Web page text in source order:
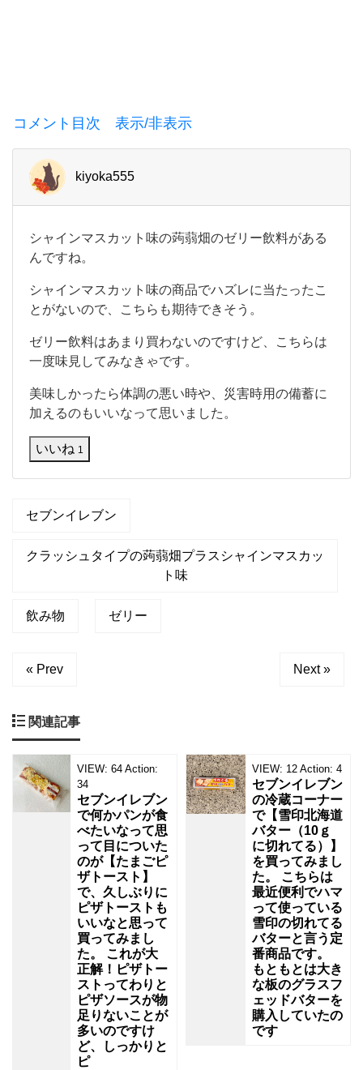
コメント目次 表示/非表示
kiyoka555
シ
ャ
イ
ン
マ
ス
ッ
ト
の
蒟
蒻
畑
の
リ
飲
あ
す
シ
シャインマスカット味の蒟蒻畑のゼリー飲料がある
んですね。
シャインマスカット味の商品でハズレに当たったこ
とがないので、こちらも期待できそう。
ゼリー飲料はあまり買わないのですけど、こちらは
一度味見してみなきゃです。
美味しかったら体調の悪い時や、災害時用の備蓄に
加えるのもいいなって思いました。
いいね 1
セブンイレブン
クラッシュタイプの蒟蒻畑プラスシャインマスカッ
ト味
飲み物 ゼリー
« Prev Next »
関連記事
VIEW: 64 Action:
34
セブンイレブン
で何かパンが食
べたいなって思
って目についた
のが【たまごピ
ザトースト】
で、久しぶりに
ピザトーストも
いいなと思って
買ってみまし
た。 これが大
正解！ピザトー
ストってわりと
ピザソースが物
足りないことが
多いのですけ
ど、しっかりと
ピ
VIEW: 12 Action: 4
セブンイレブン
の冷蔵コーナー
で【雪印北海道
バター（10ｇ
に切れてる）】
を買ってみまし
た。 こちらは
最近便利でハマ
って使っている
雪印の切れてる
バターと言う定
番商品です。
もともとは大き
な板のグラスフ
ェッドバターを
購入していたの
です